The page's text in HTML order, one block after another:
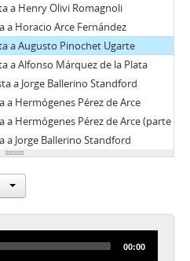
a Henry Olivi Romagnoli
a Horacio Arce Fernández
a Augusto Pinochet Ugarte
a Alfonso Márquez de la Plata
a Jorge Ballerino Standford
a Hermógenes Pérez de Arce
a Hermógenes Pérez de Arce (parte II)
a Jorge Ballerino Standford
Player
00:00